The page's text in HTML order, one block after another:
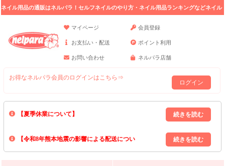
ネイル用品の通販はネルパラ！セルフネイルのやり方・ネイル用品ランキングなどネイル
マイページ
会員登録
お支払い・配送 ポイント利用
お問い合わせ ネルパラ店舗
お得なネルパラ会員のログインはこちら⇒
ログイン
【夏季休業について】
8/13(木)～8/16(日)の間｢出荷業務・お問い合わせ業務｣はお休みいたしま
上記期間中のご注文・お問い合わせは8/17(月)以降の対応となりますので
【令和8年熊本地震の影響による配送につい